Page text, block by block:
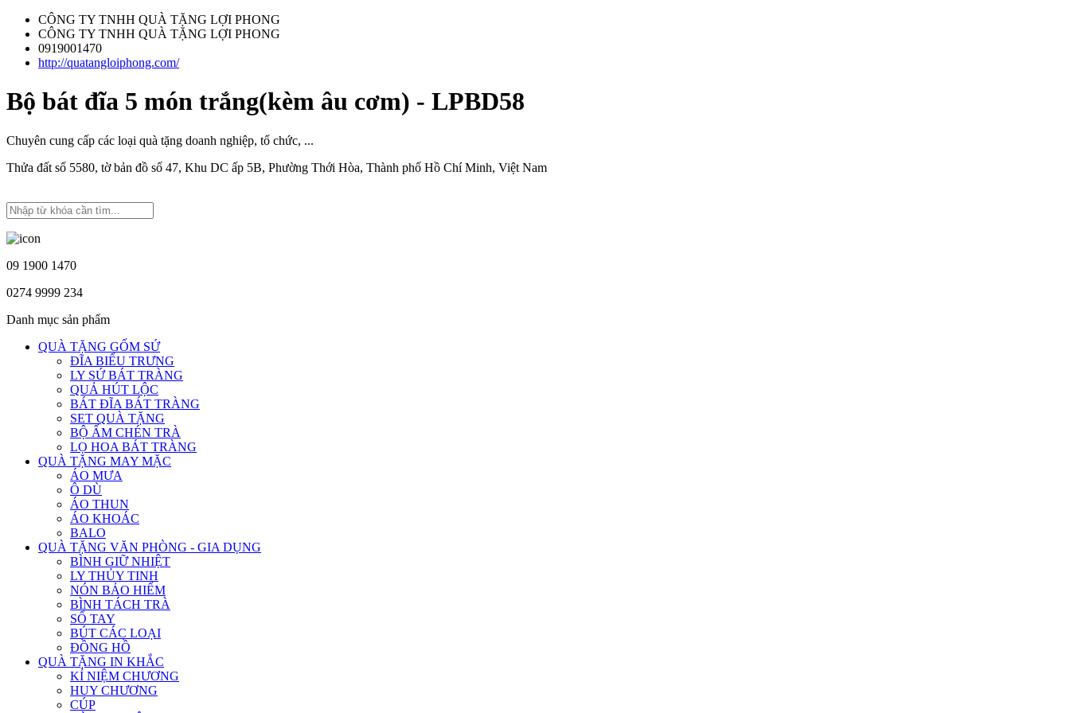
CÔNG TY TNHH QUÀ TẶNG LỢI PHONG
CÔNG TY TNHH QUÀ TẶNG LỢI PHONG
0919001470
http://quatangloiphong.com/
Bộ bát đĩa 5 món trắng(kèm âu cơm) - LPBD58
Chuyên cung cấp các loại quà tặng doanh nghiệp, tổ chức, ...
Thửa đất số 5580, tờ bản đồ số 47, Khu DC ấp 5B, Phường Thới Hòa, Thành phố Hồ Chí Minh, Việt Nam
09 1900 1470
0274 9999 234
Danh mục sản phẩm
QUÀ TẶNG GỐM SỨ
ĐĨA BIỂU TRƯNG
LY SỨ BÁT TRÀNG
QUẢ HÚT LỘC
BÁT ĐĨA BÁT TRÀNG
SET QUÀ TẶNG
BỘ ẤM CHÉN TRÀ
LỌ HOA BÁT TRÀNG
QUÀ TẶNG MAY MẶC
ÁO MƯA
Ô DÙ
ÁO THUN
ÁO KHOÁC
BALO
QUÀ TẶNG VĂN PHÒNG - GIA DỤNG
BÌNH GIỮ NHIỆT
LY THỦY TINH
NÓN BẢO HIỂM
BÌNH TÁCH TRÀ
SỔ TAY
BÚT CÁC LOẠI
ĐỒNG HỒ
QUÀ TẶNG IN KHẮC
KỈ NIỆM CHƯƠNG
HUY CHƯƠNG
CÚP